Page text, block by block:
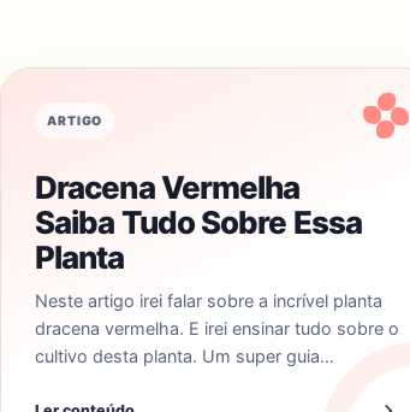
ARTIGO
Dracena Vermelha
Saiba Tudo Sobre Essa
Planta
Neste artigo irei falar sobre a incrível planta
dracena vermelha. E irei ensinar tudo sobre o
cultivo desta planta. Um super guia…